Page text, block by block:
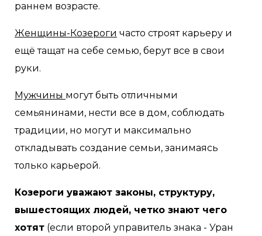
раннем возрасте.
Женщины-Козероги часто строят карьеру и
ещё тащат на себе семью, берут все в свои
руки.
Мужчины могут быть отличными
семьянинами, нести все в дом, соблюдать
традиции, но могут и максимально
откладывать создание семьи, занимаясь
только карьерой.
Козероги уважают законы, структуру,
вышестоящих людей, четко знают чего
хотят (если второй управитель знака - Уран